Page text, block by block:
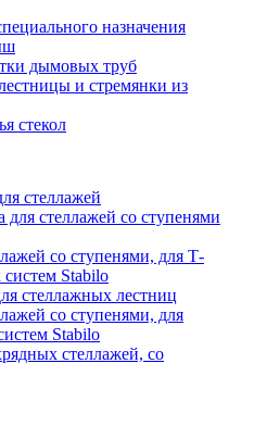
назначения
дымовых труб
и стремянки из
стекол
стеллажей
для стеллажей со ступенями
со ступенями, для Т-
Stabilo
стеллажных лестниц
со ступенями, для
Stabilo
стеллажей, со